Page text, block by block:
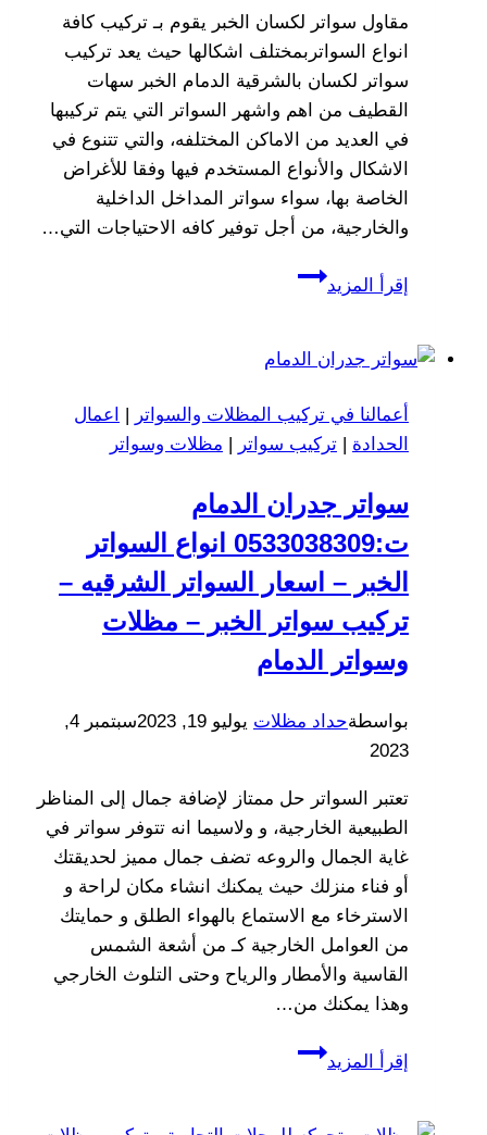
مقاول سواتر لكسان الخبر يقوم بـ تركيب كافة
انواع السواتربمختلف اشكالها حيث يعد تركيب
سواتر لكسان بالشرقية الدمام الخبر سهات
القطيف من اهم واشهر السواتر التي يتم تركيبها
في العديد من الاماكن المختلفه، والتي تتنوع في
الاشكال والأنواع المستخدم فيها وفقا للأغراض
الخاصة بها، سواء سواتر المداخل الداخلية
والخارجية، من أجل توفير كافه الاحتياجات التي…
إقرأ المزيد
مقاول
الخبر
تركيب
سواتر
فى
الدمام
سهات
القطيف
أعمالنا في تركيب المظلات والسواتر
اعمال
الحدادة
تركيب سواتر مظلات وسواتر
سواتر جدران الدمام
ت:0533038309 انواع السواتر
الخبر – اسعار السواتر الشرقيه –
تركيب سواتر الخبر – مظلات
وسواتر الدمام
بواسطةحداد مظلات يوليو 19, 2023
سبتمبر 4,
2023
تعتبر السواتر حل ممتاز لإضافة جمال إلى المناظر
الطبيعية الخارجية، و ولاسيما انه تتوفر سواتر في
غاية الجمال والروعه تضف جمال مميز لحديقتك
أو فناء منزلك حيث يمكنك انشاء مكان لراحة و
الاسترخاء مع الاستماع بالهواء الطلق و حمايتك
من العوامل الخارجية كـ من أشعة الشمس
القاسية والأمطار والرياح وحتى التلوث الخارجي
وهذا يمكنك من…
إقرأ المزيد
سواتر